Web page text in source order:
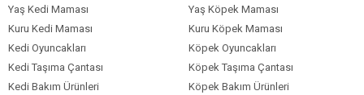
Yaş Kedi Maması
Yaş Köpek Maması
Kuru Kedi Maması
Kuru Köpek Maması
Kedi Oyuncakları
Köpek Oyuncakları
Kedi Taşıma Çantası
Köpek Taşıma Çantası
Kedi Bakım Ürünleri
Köpek Bakım Ürünleri